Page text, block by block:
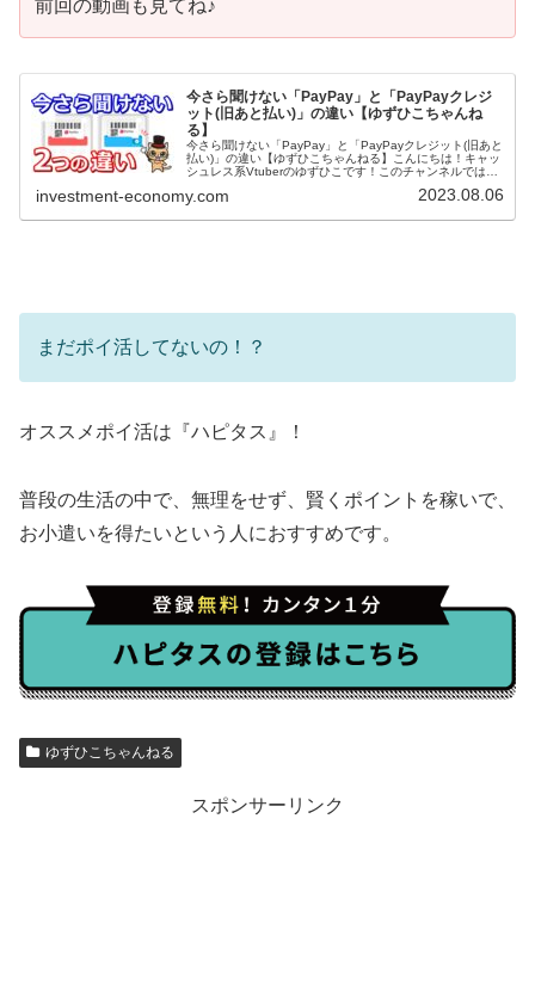
前回の動画も見てね♪
今さら聞けない「PayPay」と「PayPayクレジ
ット(旧あと払い)」の違い【ゆずひこちゃんね
る】
今さら聞けない「PayPay」と「PayPayクレジット(旧あと
払い)」の違い【ゆずひこちゃんねる】こんにちは！キャッ
シュレス系Vtuberのゆずひこです！このチャンネルでは主
レスに関する...
investment-economy.com 2023.08.06
まだポイ活してないの！？
オススメポイ活は『ハピタス』！
普段の生活の中で、無理をせず、賢くポイントを稼いで、
お小遣いを得たいという人におすすめです。
ゆずひこちゃんねる
スポンサーリンク